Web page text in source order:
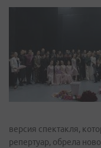
версия спектакля,
репертуар, обрела